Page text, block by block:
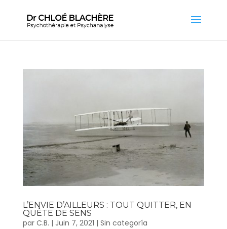
L’ENVIE D’AILLEURS : TOUT QUITTER, EN
QUÊTE DE SENS
par C.B. | Juin 7, 2021 | Sin categoría